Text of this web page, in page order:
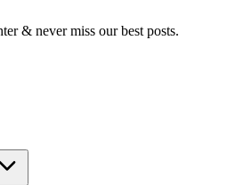
& never miss our best posts.